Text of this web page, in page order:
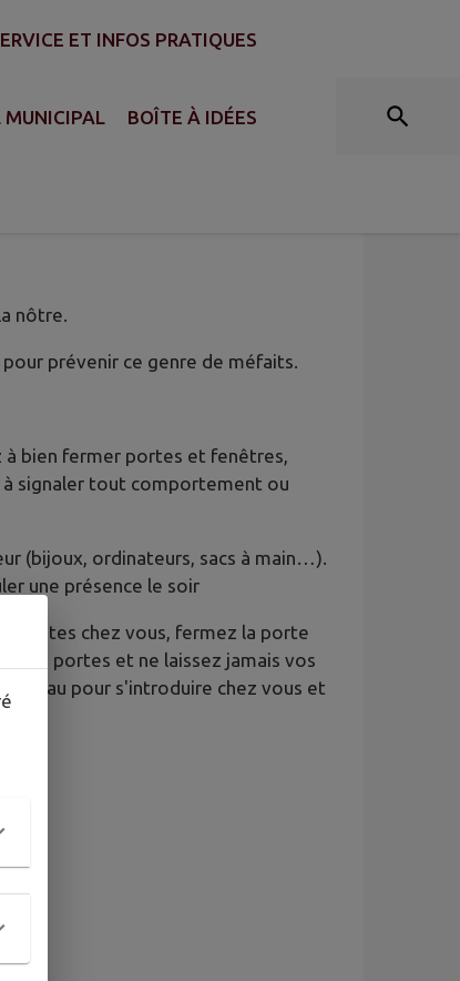
ET INFOS PRATIQUES
BOÎTE À IDÉES
nôtre.
prévenir ce genre de méfaits.
à bien fermer portes et fenêtres,
à signaler tout comportement ou
(bijoux, ordinateurs, sacs à main…).
une présence le soir
êtes chez vous, fermez la porte
portes et ne laissez jamais vos
carreau pour s'introduire chez vous et